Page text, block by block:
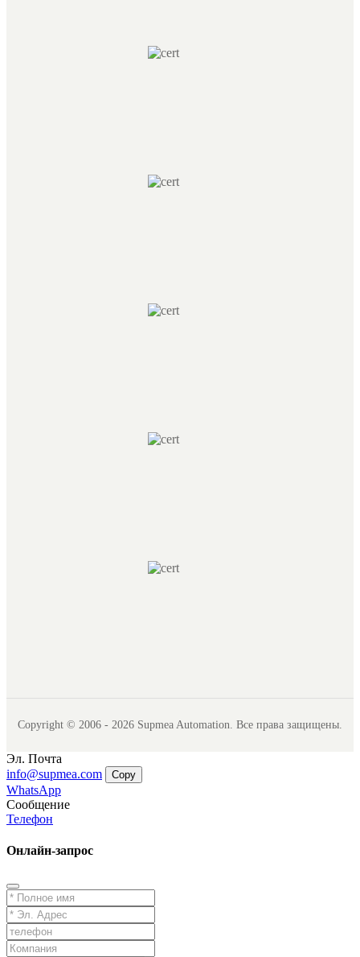
Copyright © 2006 - 2026 Supmea Automation. Все права защищены.
Эл. Почта
info@supmea.com
Copy
WhatsApp
Сообщение
Телефон
Онлайн-запрос